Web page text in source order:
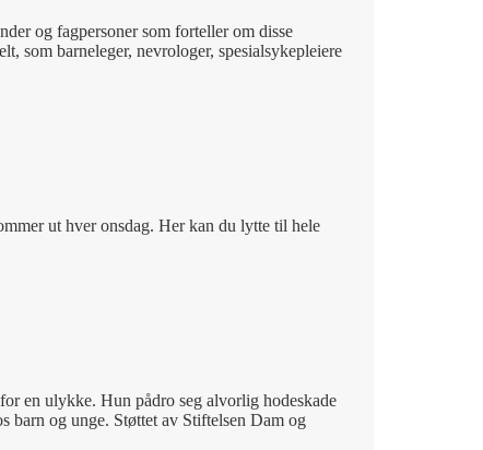
og fagpersoner som forteller om disse
som barneleger, nevrologer, spesialsykepleiere
ut hver onsdag. Her kan du lytte til hele
en ulykke. Hun pådro seg alvorlig hodeskade
barn og unge. Støttet av Stiftelsen Dam og